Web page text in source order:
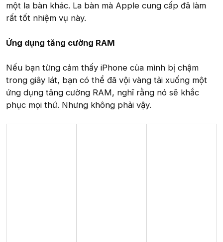
một la bàn khác. La bàn mà Apple cung cấp đã làm
rất tốt nhiệm vụ này.
Ứng dụng tăng cường RAM
Nếu bạn từng cảm thấy iPhone của mình bị chậm
trong giây lát, bạn có thể đã vội vàng tải xuống một
ứng dụng tăng cường RAM, nghĩ rằng nó sẽ khắc
phục mọi thứ. Nhưng không phải vậy.